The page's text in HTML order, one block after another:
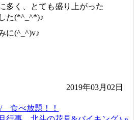
多く、とても盛り上がった
た(*^_^*)♪
に(^_^)v♪
2019年03月02日
食べ放題！！